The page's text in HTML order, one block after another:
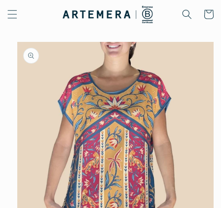
directamente
al contenido
Carrito
directamente
información